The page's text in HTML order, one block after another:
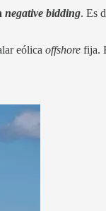
negative bidding. Es
eólica offshore fija.